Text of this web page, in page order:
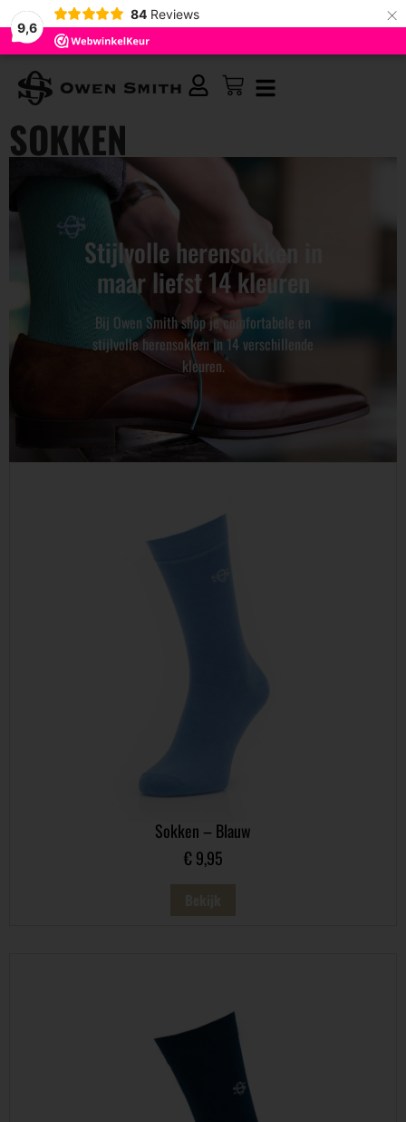
9,6
84 Reviews ×
SOKKEN
Stijlvolle herensokken in
maar liefst 14 kleuren
Bij Owen Smith shop je comfortabele en
stijlvolle herensokken in 14 verschillende
kleuren.
Sokken – Blauw
€ 9,95